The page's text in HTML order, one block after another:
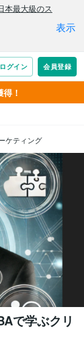
！
ケティング
で学ぶクリ